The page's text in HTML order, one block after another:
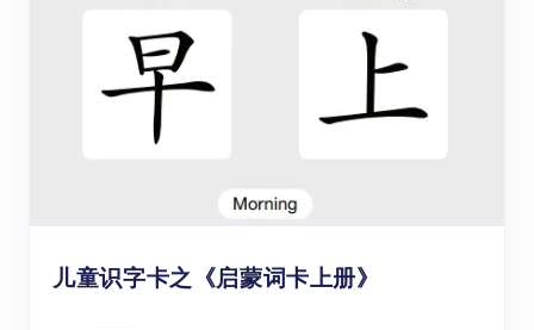
通过【49个常见水果名称（拼音）】这个免
费且可下载的PDF中文学习资源，可以帮助3
到9岁（幼儿园、学前班、一年级、二年级、
三年级）的孩子或学生，在学习中文时提升他
们的看图识字，拼音识字的能力。
儿童识字卡之《启蒙词卡上册》